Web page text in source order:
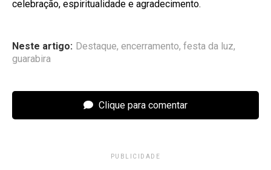
celebração, espiritualidade e agradecimento.
Neste artigo: Destaque, encerramento, festa da luz,
guarabira
Clique para comentar
PUBLICIDADE